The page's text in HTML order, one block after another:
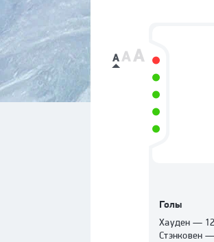
Голы
Хауден — 12
Стэнковен —